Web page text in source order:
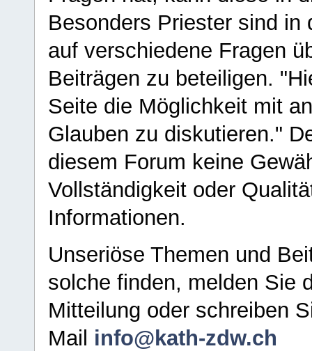
Besonders Priester sind in
auf verschiedene Fragen
Beiträgen zu beteiligen.
Seite die Möglichkeit mit
Glauben zu diskutieren."
diesem Forum keine
Vollständigkeit oder
Informationen.
Unseriöse Themen und
solche finden, melden Sie
Mitteilung oder schreiben
Mail info@kath-zdw.ch